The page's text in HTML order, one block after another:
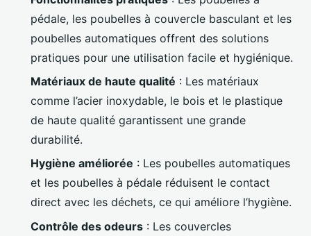
pédale, les poubelles à couvercle basculant et les
poubelles automatiques offrent des solutions
pratiques pour une utilisation facile et hygiénique.
Matériaux de haute qualité : Les matériaux
comme l’acier inoxydable, le bois et le plastique
de haute qualité garantissent une grande
durabilité.
Hygiène améliorée : Les poubelles automatiques
et les poubelles à pédale réduisent le contact
direct avec les déchets, ce qui améliore l’hygiène.
Contrôle des odeurs : Les couvercles